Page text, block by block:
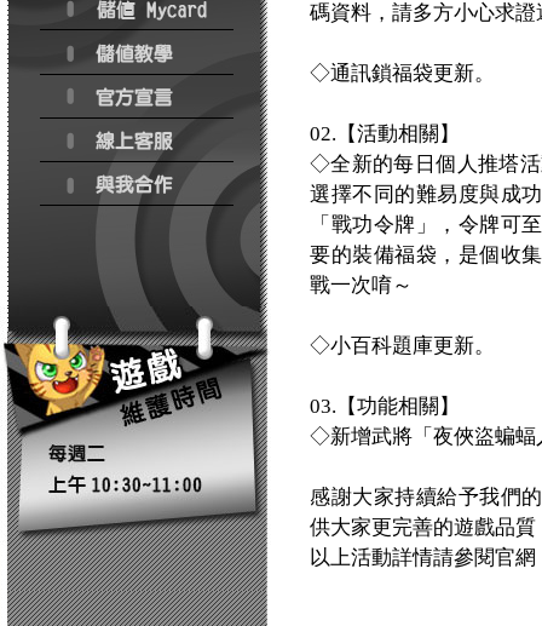
碼資料，請多方小心求
◇通訊鎖福袋更新。
02.【活動相關】
◇全新的每日個人推塔
選擇不同的難易度與成
「戰功令牌」，令牌可
要的裝備福袋，是個收
戰一次唷～
◇小百科題庫更新。
03.【功能相關】
◇新增武將「夜俠盜蝙蝠
感謝大家持續給予我們
供大家更完善的遊戲品質
以上活動詳情請參閱官網